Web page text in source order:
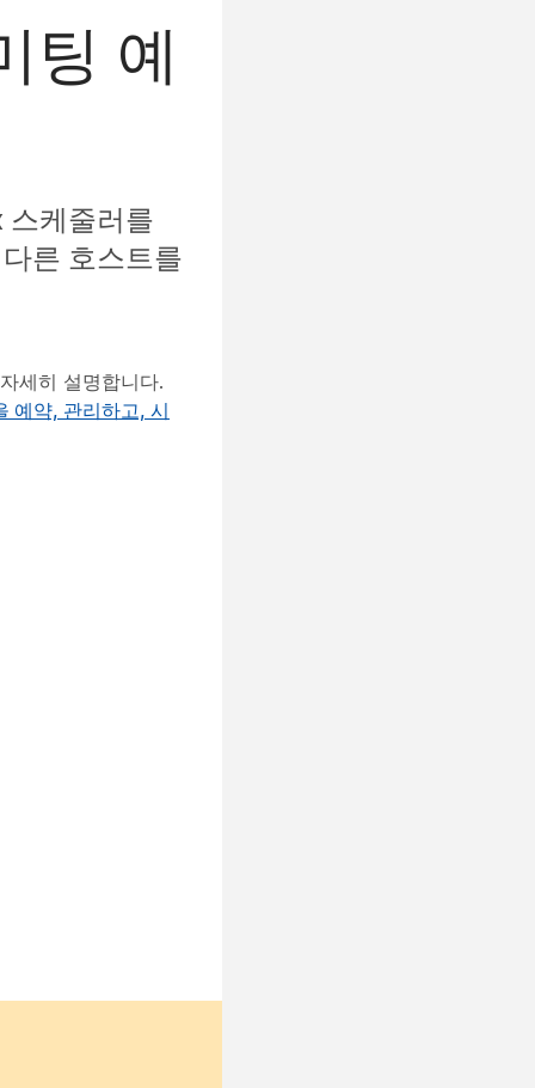
팅 예
스케줄러를
른 호스트를
세히 설명합니다.
예약, 관리하고, 시